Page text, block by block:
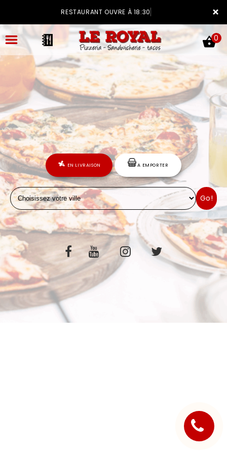
×
RESTAURANT OUVRE À 18:30
ACCUEIL
LA CARTE
VOTRE COMPTE
NOTRE RESTAURANT
VOS AVIS
MENTIONS LÉGALES
C.G.V
0
EN LIVRAISON A EMPORTER
Go!